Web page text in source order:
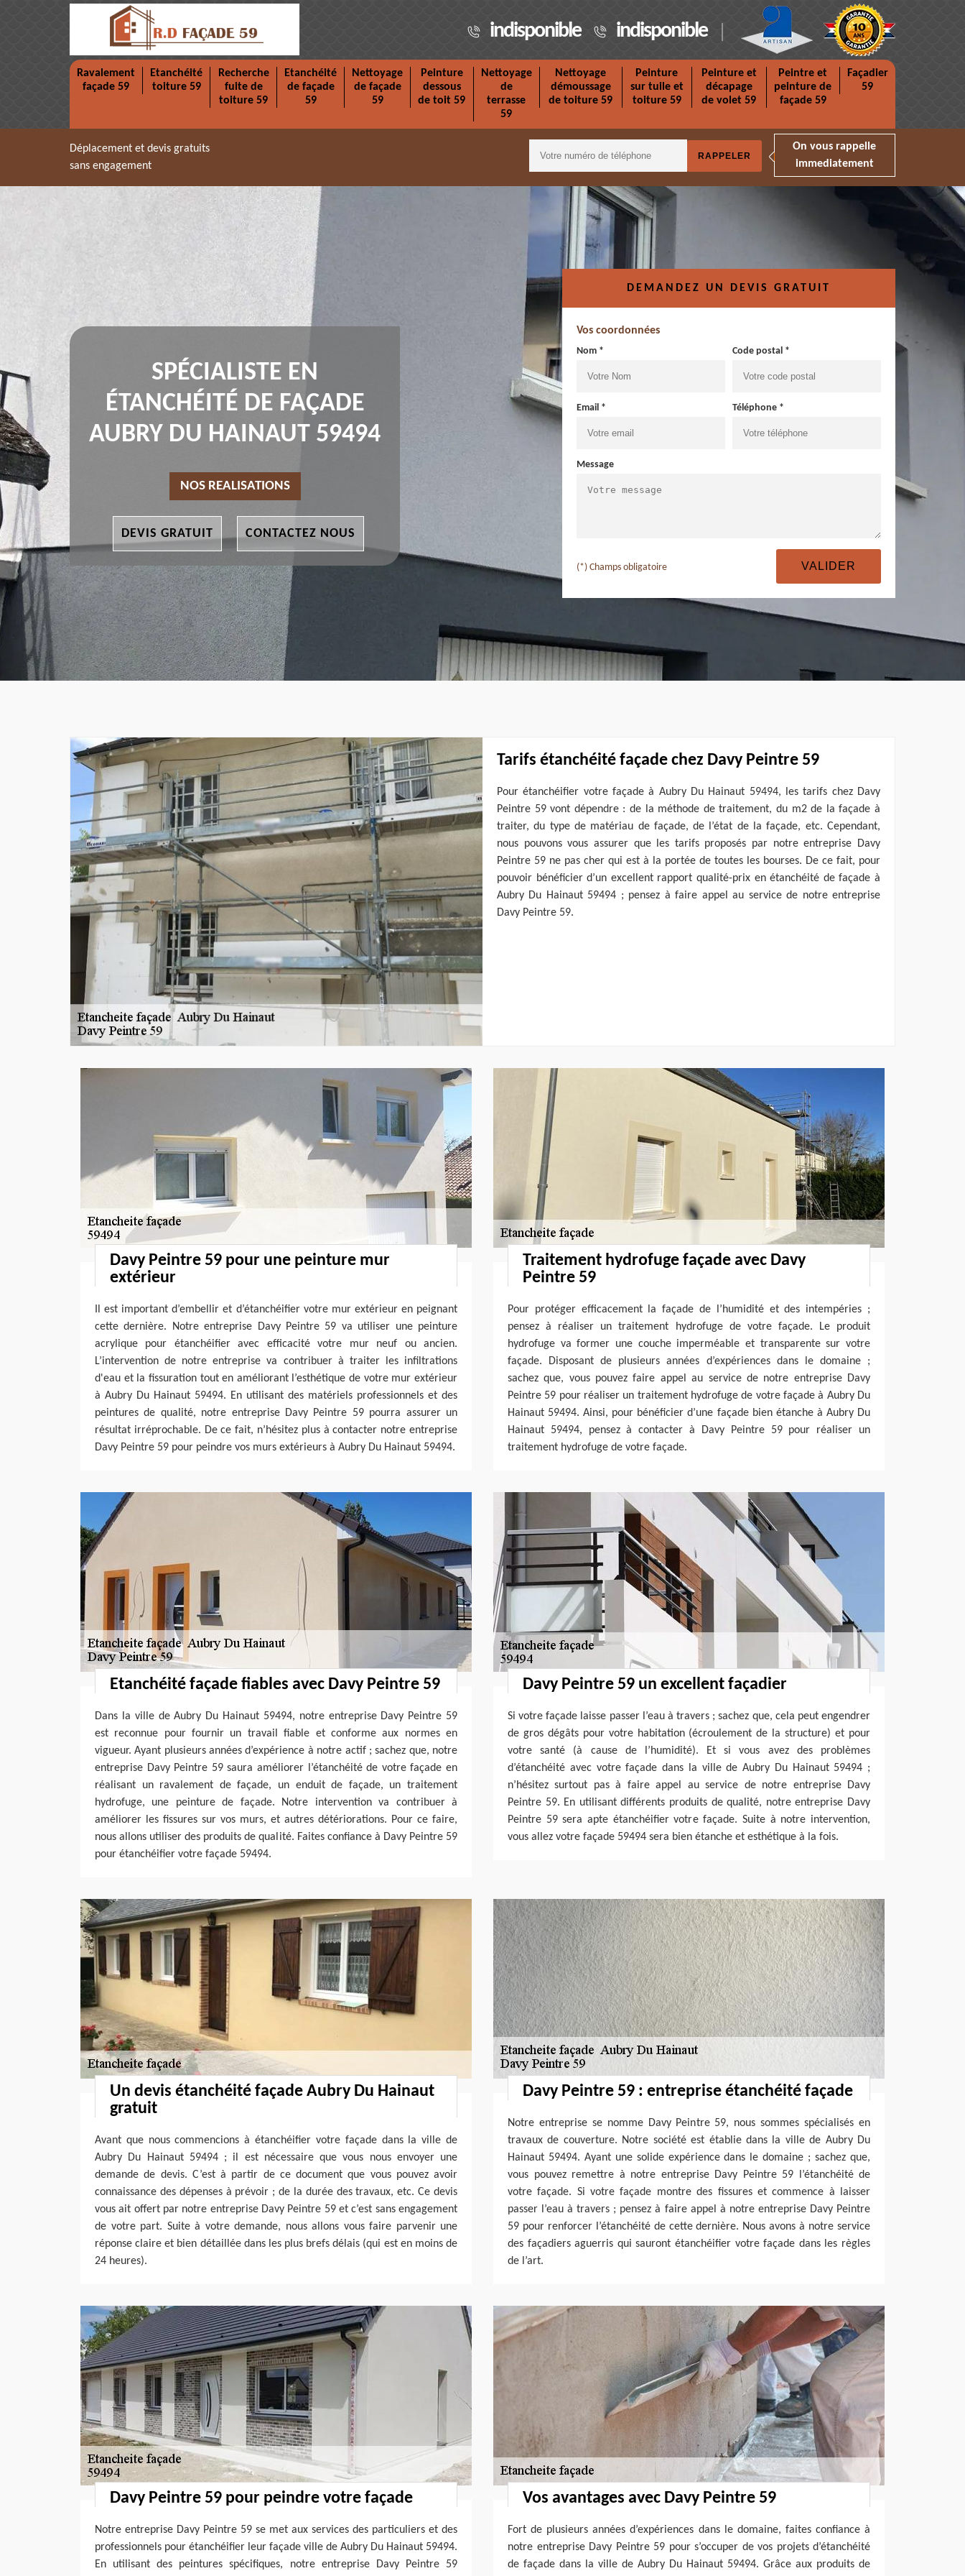
indisponible indisponible
Ravalement
façade 59
Etanchéité
toiture 59
Recherche
fuite de
toiture 59
Etanchéité
de façade
59
Nettoyage
de façade
59
Peinture
dessous
de toit 59
Nettoyage
de
terrasse
59
Nettoyage
démoussage
de toiture 59
Peinture
sur tuile et
toiture 59
Peinture et
décapage
de volet 59
Peintre et
peinture de
façade 59
Façadier
59
Déplacement et devis gratuits
sans engagement
On vous rappelle
immediatement
SPÉCIALISTE EN
ÉTANCHÉITÉ DE FAÇADE
AUBRY DU HAINAUT 59494
NOS REALISATIONS
DEVIS GRATUIT CONTACTEZ NOUS
DEMANDEZ UN DEVIS GRATUIT
Vos coordonnées
Nom * Code postal *
Email * Téléphone *
Message
(*) Champs obligatoire
Tarifs étanchéité façade chez Davy Peintre 59
Pour étanchéifier votre façade à Aubry Du Hainaut 59494, les tarifs chez Davy
Peintre 59 vont dépendre : de la méthode de traitement, du m2 de la façade à
traiter, du type de matériau de façade, de l’état de la façade, etc. Cependant,
nous pouvons vous assurer que les tarifs proposés par notre entreprise Davy
Peintre 59 ne pas cher qui est à la portée de toutes les bourses. De ce fait, pour
pouvoir bénéficier d’un excellent rapport qualité-prix en étanchéité de façade à
Aubry Du Hainaut 59494 ; pensez à faire appel au service de notre entreprise
Davy Peintre 59.
Davy Peintre 59 pour une peinture mur
extérieur
Il est important d’embellir et d’étanchéifier votre mur extérieur en peignant
cette dernière. Notre entreprise Davy Peintre 59 va utiliser une peinture
acrylique pour étanchéifier avec efficacité votre mur neuf ou ancien.
L’intervention de notre entreprise va contribuer à traiter les infiltrations
d'eau et la fissuration tout en améliorant l’esthétique de votre mur extérieur
à Aubry Du Hainaut 59494. En utilisant des matériels professionnels et des
peintures de qualité, notre entreprise Davy Peintre 59 pourra assurer un
résultat irréprochable. De ce fait, n’hésitez plus à contacter notre entreprise
Davy Peintre 59 pour peindre vos murs extérieurs à Aubry Du Hainaut 59494.
Traitement hydrofuge façade avec Davy
Peintre 59
Pour protéger efficacement la façade de l’humidité et des intempéries ;
pensez à réaliser un traitement hydrofuge de votre façade. Le produit
hydrofuge va former une couche imperméable et transparente sur votre
façade. Disposant de plusieurs années d’expériences dans le domaine ;
sachez que, vous pouvez faire appel au service de notre entreprise Davy
Peintre 59 pour réaliser un traitement hydrofuge de votre façade à Aubry Du
Hainaut 59494. Ainsi, pour bénéficier d’une façade bien étanche à Aubry Du
Hainaut 59494, pensez à contacter à Davy Peintre 59 pour réaliser un
traitement hydrofuge de votre façade.
Etanchéité façade fiables avec Davy Peintre 59
Dans la ville de Aubry Du Hainaut 59494, notre entreprise Davy Peintre 59
est reconnue pour fournir un travail fiable et conforme aux normes en
vigueur. Ayant plusieurs années d’expérience à notre actif ; sachez que, notre
entreprise Davy Peintre 59 saura améliorer l’étanchéité de votre façade en
réalisant un ravalement de façade, un enduit de façade, un traitement
hydrofuge, une peinture de façade. Notre intervention va contribuer à
améliorer les fissures sur vos murs, et autres détériorations. Pour ce faire,
nous allons utiliser des produits de qualité. Faites confiance à Davy Peintre 59
pour étanchéifier votre façade 59494.
Davy Peintre 59 un excellent façadier
Si votre façade laisse passer l’eau à travers ; sachez que, cela peut engendrer
de gros dégâts pour votre habitation (écroulement de la structure) et pour
votre santé (à cause de l’humidité). Et si vous avez des problèmes
d’étanchéité avec votre façade dans la ville de Aubry Du Hainaut 59494 ;
n’hésitez surtout pas à faire appel au service de notre entreprise Davy
Peintre 59. En utilisant différents produits de qualité, notre entreprise Davy
Peintre 59 sera apte étanchéifier votre façade. Suite à notre intervention,
vous allez votre façade 59494 sera bien étanche et esthétique à la fois.
Un devis étanchéité façade Aubry Du Hainaut
gratuit
Avant que nous commencions à étanchéifier votre façade dans la ville de
Aubry Du Hainaut 59494 ; il est nécessaire que vous nous envoyer une
demande de devis. C’est à partir de ce document que vous pouvez avoir
connaissance des dépenses à prévoir ; de la durée des travaux, etc. Ce devis
vous ait offert par notre entreprise Davy Peintre 59 et c’est sans engagement
de votre part. Suite à votre demande, nous allons vous faire parvenir une
réponse claire et bien détaillée dans les plus brefs délais (qui est en moins de
24 heures).
Davy Peintre 59 : entreprise étanchéité façade
Notre entreprise se nomme Davy Peintre 59, nous sommes spécialisés en
travaux de couverture. Notre société est établie dans la ville de Aubry Du
Hainaut 59494. Ayant une solide expérience dans le domaine ; sachez que,
vous pouvez remettre à notre entreprise Davy Peintre 59 l’étanchéité de
votre façade. Si votre façade montre des fissures et commence à laisser
passer l’eau à travers ; pensez à faire appel à notre entreprise Davy Peintre
59 pour renforcer l’étanchéité de cette dernière. Nous avons à notre service
des façadiers aguerris qui sauront étanchéifier votre façade dans les règles
de l’art.
Davy Peintre 59 pour peindre votre façade
Notre entreprise Davy Peintre 59 se met aux services des particuliers et des
professionnels pour étanchéifier leur façade ville de Aubry Du Hainaut 59494.
En utilisant des peintures spécifiques, notre entreprise Davy Peintre 59
Vos avantages avec Davy Peintre 59
Fort de plusieurs années d’expériences dans le domaine, faites confiance à
notre entreprise Davy Peintre 59 pour s’occuper de vos projets d’étanchéité
de façade dans la ville de Aubry Du Hainaut 59494. Grâce aux produits de